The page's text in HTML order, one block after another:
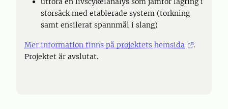
storsäck med etablerade system (torkning
samt ensilerat spannmål i slang)
Mer information finns på projektets hemsida
.
Projektet är avslutat.